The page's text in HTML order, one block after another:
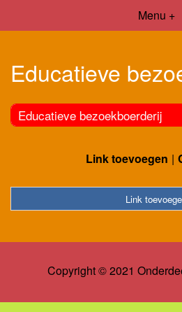
Menu +
Educatieve
Educatieve bezoekboerderij
Link toevoegen
Link
Copyright © 2021